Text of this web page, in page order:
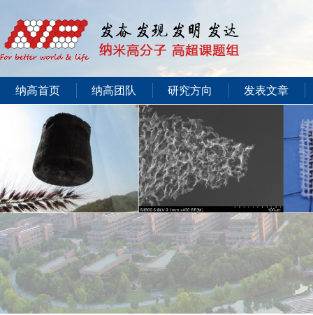
纳高首页 纳高团队 研究方向 发表文章